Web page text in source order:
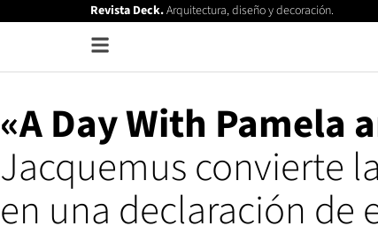
Revista Deck.Arquitectura, diseño y decoración.
«A Day With Pamela
Jacquemus convierte
en una declaración de